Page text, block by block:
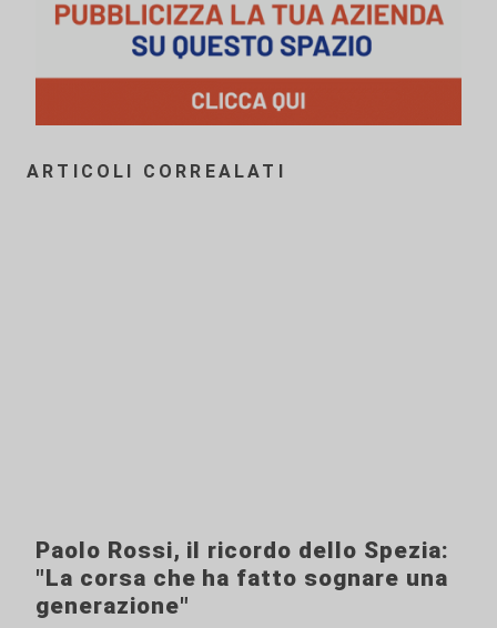
ARTICOLI CORREALATI
Paolo Rossi, il ricordo dello Spezia:
"La corsa che ha fatto sognare una
generazione"